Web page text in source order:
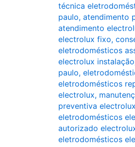
técnica
paulo, atendimento
atendimento
electrolux fixo,
eletrodomésticos
electrolux instalação
paulo,
eletrodomésticos
electrolux,
preventiva electrolux
eletrodomésticos
autorizado
eletrodomésticos